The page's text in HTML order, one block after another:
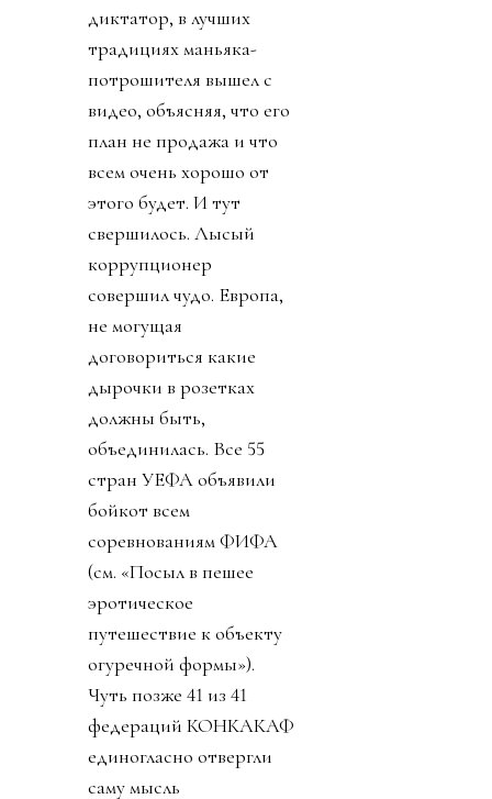
диктатор, в лучших
традициях маньяка-
потрошителя вышел с
видео, объясняя, что его
план не продажа и что
всем очень хорошо от
этого будет. И тут
свершилось. Лысый
коррупционер
совершил чудо. Европа,
не могущая
договориться какие
дырочки в розетках
должны быть,
объединилась. Все 55
стран УЕФА объявили
бойкот всем
соревнованиям ФИФА
(см. «Посыл в пешее
эротическое
путешествие к объекту
огуречной формы»).
Чуть позже 41 из 41
федераций КОНКАКАФ
единогласно отвергли
саму мысль